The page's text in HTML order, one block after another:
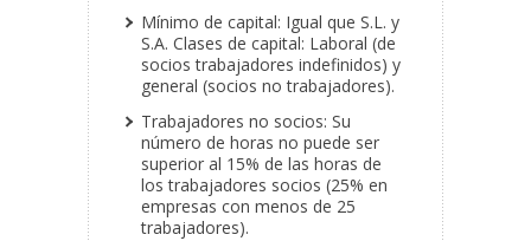
Mínimo de capital: Igual que S.L. y
S.A. Clases de capital: Laboral (de
socios trabajadores indefinidos) y
general (socios no trabajadores).
Trabajadores no socios: Su
número de horas no puede ser
superior al 15% de las horas de
los trabajadores socios (25% en
empresas con menos de 25
trabajadores).